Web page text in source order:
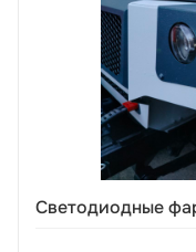
Светодиодные